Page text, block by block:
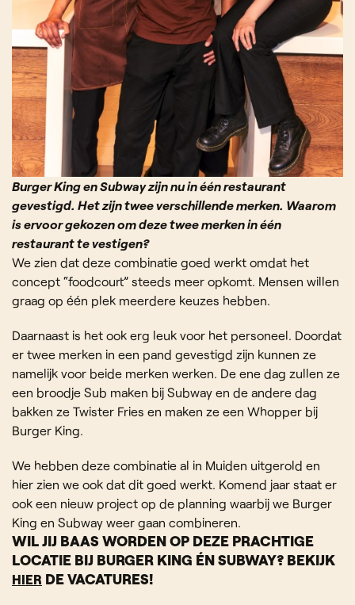
Burger King en Subway zijn nu in één restaurant
gevestigd. Het zijn twee verschillende merken. Waarom
is ervoor gekozen om deze twee merken in één
restaurant te vestigen?
We zien dat deze combinatie goed werkt omdat het
concept “foodcourt” steeds meer opkomt. Mensen willen
graag op één plek meerdere keuzes hebben.
Daarnaast is het ook erg leuk voor het personeel. Doordat
er twee merken in een pand gevestigd zijn kunnen ze
namelijk voor beide merken werken. De ene dag zullen ze
een broodje Sub maken bij Subway en de andere dag
bakken ze Twister Fries en maken ze een Whopper bij
Burger King.
We hebben deze combinatie al in Muiden uitgerold en
hier zien we ook dat dit goed werkt. Komend jaar staat er
ook een nieuw project op de planning waarbij we Burger
King en Subway weer gaan combineren.
WIL JIJ BAAS WORDEN OP DEZE PRACHTIGE
LOCATIE BIJ BURGER KING ÉN SUBWAY? BEKIJK
HIER DE VACATURES!